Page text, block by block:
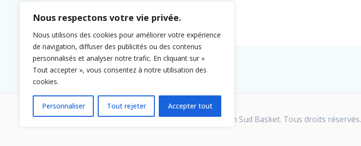
Nous respectons votre vie privée.
Nous utilisons des cookies pour améliorer votre expérience
de navigation, diffuser des publicités ou des contenus
personnalisés et analyser notre trafic. En cliquant sur «
Tout accepter », vous consentez à notre utilisation des
cookies.
Personnaliser Tout rejeter Accepter tout
Navigation
de
l’article
Précédent :
Article
précédent :
Victoire PNM
© 2026 Caen Sud Basket. Tous droits réservés.